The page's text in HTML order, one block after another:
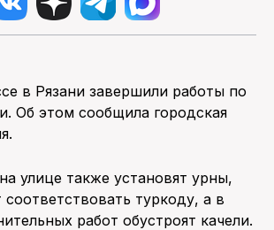
в Рязани завершили работы по
Об этом сообщила городская
улице также установят урны,
соответствовать туркоду, а в
работ обустроят качели.